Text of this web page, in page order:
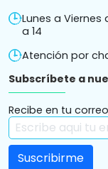
Lunes a Viernes
a 14
Atención por
Subscríbete a
Recibe en tu